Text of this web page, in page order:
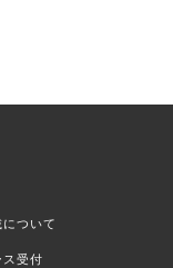
ついて
ス受付